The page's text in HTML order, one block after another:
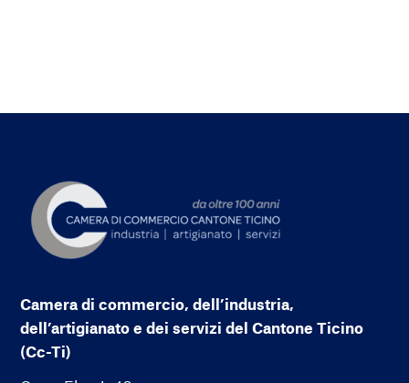
Camera di commercio, dell’industria,
dell’artigianato e dei servizi del Cantone Ticino
(Cc-Ti)